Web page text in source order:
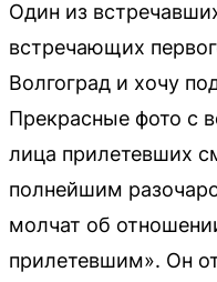
Один из
встречающих
Волгоград и хочу
Прекрасные фото с
лица прилетевших
полнейшим
молчат об
прилетевшим». Он